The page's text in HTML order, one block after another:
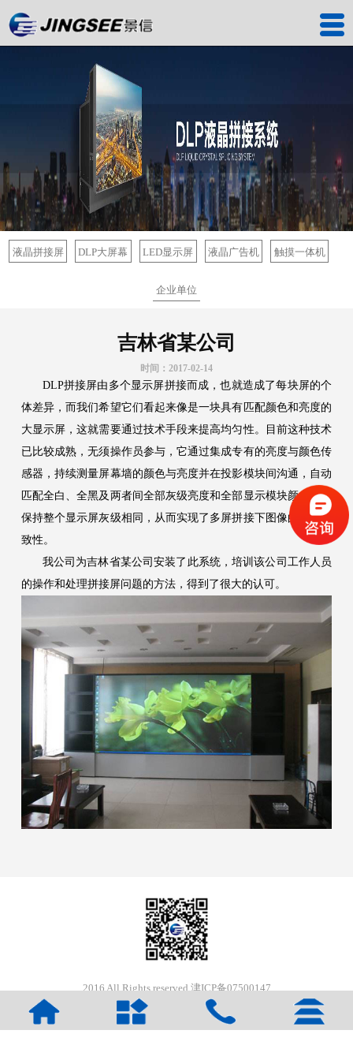
解决方案
服务中心
关于我们
联系我们
景信商城
液晶拼接屏 DLP大屏幕 LED显示屏 液晶广告机 触摸一体机
企业单位
吉林省某公司
时间：2017-02-14
DLP拼接屏由多个显示屏拼接而成，也就造成了每块屏的个
体差异，而我们希望它们看起来像是一块具有匹配颜色和亮度的
大显示屏，这就需要通过技术手段来提高均匀性。目前这种技术
已比较成熟，无须操作员参与，它通过集成专有的亮度与颜色传
感器，持续测量屏幕墙的颜色与亮度并在投影模块间沟通，自动
匹配全白、全黑及两者间全部灰级亮度和全部显示模块颜色，并
保持整个显示屏灰级相同，从而实现了多屏拼接下图像的长期一
致性。
我公司为吉林省某公司安装了此系统，培训该公司工作人员
的操作和处理拼接屏问题的方法，得到了很大的认可。
2016 All Rights reserved 津ICP备07500147
版权所有：天津景信科技发展有限公司
友情链接：
广州办公室装修 精致机柜 商标公告 商用中央空调